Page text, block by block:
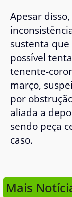
Apesar
sustenta
possível
tenente-
março,
por
aliada a
sendo peça
caso.
Mais